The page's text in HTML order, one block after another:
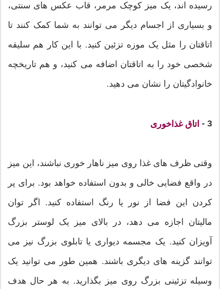
رسیده اند، یک میز کوچک مرمر، قاب عکس های سنتی،
و بسیاری از اجسام دیگر می توانند به شما کمک کنند تا
اتاقتان را مثل یک موزه تزئین کنید. با این کار هم سلیقه
شخصی خود را به اتاقتان اضافه می کنید، و هم تاریخچه
خانوادگیتان را نشان می دهید.
3 - اتاق غذاخوری
وقتی ظرف های غذا روی میز ناهار خوری نباشند، این میز
در واقع فضایی خالی و بدون استفاده خواهد بود. برای پر
کردن این فضا از نور یا رنگ استفاده کنید. اگر توان
مالیتان اجازه می دهد، در بالای میز یک لوستر بزرگ
آویزان کنید. یک مجسمه دیواری یا تابلوی بزرگ نیز می
توانند گزینه های دیگری باشند. همین طور می توانید یک
وسیله تزئینی بزرگ روی میز بگذارید. به هر حال هدف